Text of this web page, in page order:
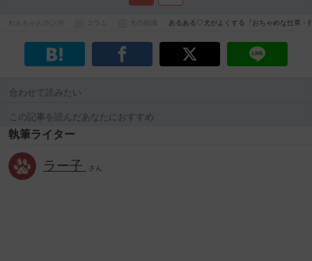
あるある♡犬がよくする『おちゃめな仕草・
合わせて読みたい
この記事を読んだあなたにおすすめ
執筆ライター
ラー子 さん